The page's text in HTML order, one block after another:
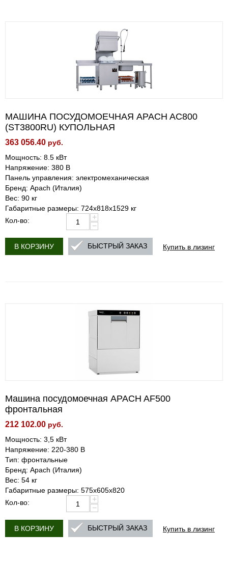
МАШИНА ПОСУДОМОЕЧНАЯ APACH AC800
(ST3800RU) КУПОЛЬНАЯ
363 056.40 руб.
Мощность: 8.5 кВт
Напряжение: 380 В
Панель управления: электромеханическая
Бренд: Apach (Италия)
Вес: 90 кг
Габаритные размеры: 724х818x1529 кг
Кол-во:
+
−
В КОРЗИНУ Купить в лизинг
БЫСТРЫЙ ЗАКАЗ
Машина посудомоечная APACH AF500
фронтальная
212 102.00 руб.
Мощность: 3,5 кВт
Напряжение: 220-380 В
Тип: фронтальные
Бренд: Apach (Италия)
Вес: 54 кг
Габаритные размеры: 575х605х820
Кол-во:
+
−
В КОРЗИНУ Купить в лизинг
БЫСТРЫЙ ЗАКАЗ